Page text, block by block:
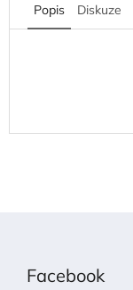
Popis Diskuze
Facebook